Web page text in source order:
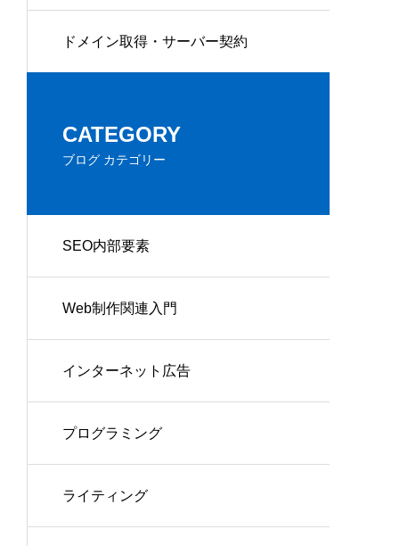
ドメイン取得・サーバー契約
CATEGORY
ブログ カテゴリー
SEO内部要素
Web制作関連入門
インターネット広告
プログラミング
ライティング